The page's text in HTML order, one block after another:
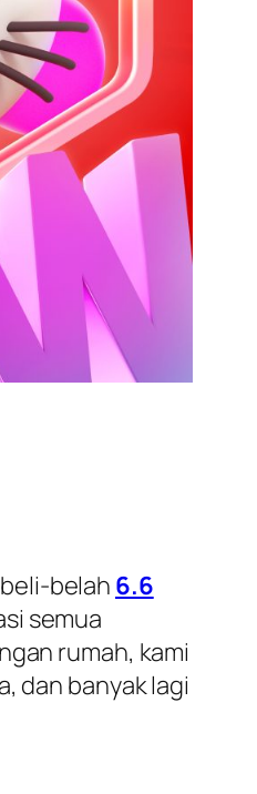
belah 6.6
semua
rumah, kami
dan banyak lagi